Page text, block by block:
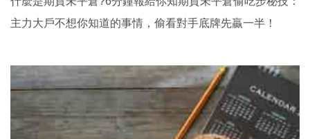
主力大戶不想你知道的事情，偷看對手底牌先贏一半！